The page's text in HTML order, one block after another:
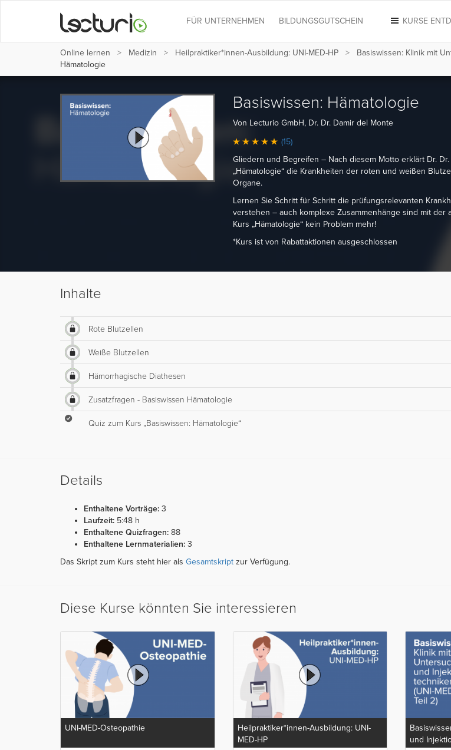
KURSE
FÜR UNTERNEHMEN BILDUNGSGUTSCHEIN
Online lernen Medizin Heilpraktiker*innen-Ausbildung: UNI-MED-HP Basiswissen: Klinik mit
Hämatologie
Basiswissen: Hämatologie
Von Lecturio GmbH, Dr. Dr. Damir del Monte
(15)
Gliedern und Begreifen – Nach diesem Motto erklärt Dr.
„Hämatologie“ die Krankheiten der roten und weißen
Organe.
Lernen Sie Schritt für Schritt die prüfungsrelevanten
verstehen – auch komplexe Zusammenhänge sind mit der
Kurs „Hämatologie“ kein Problem mehr!
*Kurs ist von Rabattaktionen ausgeschlossen
Inhalte
Rote Blutzellen
Weiße Blutzellen
Hämorrhagische Diathesen
Zusatzfragen - Basiswissen Hämatologie
Quiz zum Kurs „Basiswissen: Hämatologie“
Details
Enthaltene Vorträge: 3
Laufzeit: 5:48 h
Enthaltene Quizfragen: 88
Enthaltene Lernmaterialien: 3
Das Skript zum Kurs steht hier als Gesamtskript zur Verfügung.
Diese Kurse könnten Sie interessieren
UNI-MED-Osteopathie
Heilpraktiker*innen-Ausbildung: UNI-
MED-HP
und